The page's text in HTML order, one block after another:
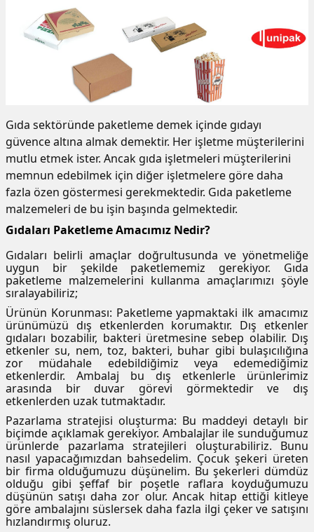
Kutuları
Kutuları
Kutular
ve Koliler
Gıda sektöründe paketleme demek içinde gıdayı
güvence altına almak demektir. Her işletme müşterilerini
mutlu etmek ister. Ancak gıda işletmeleri müşterilerini
memnun edebilmek için diğer işletmelere göre daha
fazla özen göstermesi gerekmektedir. Gıda paketleme
malzemeleri de bu işin başında gelmektedir.
Gıdaları Paketleme Amacımız Nedir?
Gıdaları belirli amaçlar doğrultusunda ve yönetmeliğe
uygun bir şekilde paketlememiz gerekiyor. Gıda
paketleme malzemelerini kullanma amaçlarımızı şöyle
sıralayabiliriz;
Ürünün Korunması: Paketleme yapmaktaki ilk amacımız
ürünümüzü dış etkenlerden korumaktır. Dış etkenler
gıdaları bozabilir, bakteri üretmesine sebep olabilir. Dış
etkenler su, nem, toz, bakteri, buhar gibi bulaşıcılığına
zor müdahale edebildiğimiz veya edemediğimiz
etkenlerdir. Ambalaj bu dış etkenlerle ürünlerimiz
arasında bir duvar görevi görmektedir ve dış
etkenlerden uzak tutmaktadır.
Pazarlama stratejisi oluşturma: Bu maddeyi detaylı bir
biçimde açıklamak gerekiyor. Ambalajlar ile sunduğumuz
ürünlerde pazarlama stratejileri oluşturabiliriz. Bunu
nasıl yapacağımızdan bahsedelim. Çocuk şekeri üreten
bir firma olduğumuzu düşünelim. Bu şekerleri dümdüz
olduğu gibi şeffaf bir poşetle raflara koyduğumuzu
düşünün satışı daha zor olur. Ancak hitap ettiği kitleye
göre ambalajını süslersek daha fazla ilgi çeker ve satışını
hızlandırmış oluruz.